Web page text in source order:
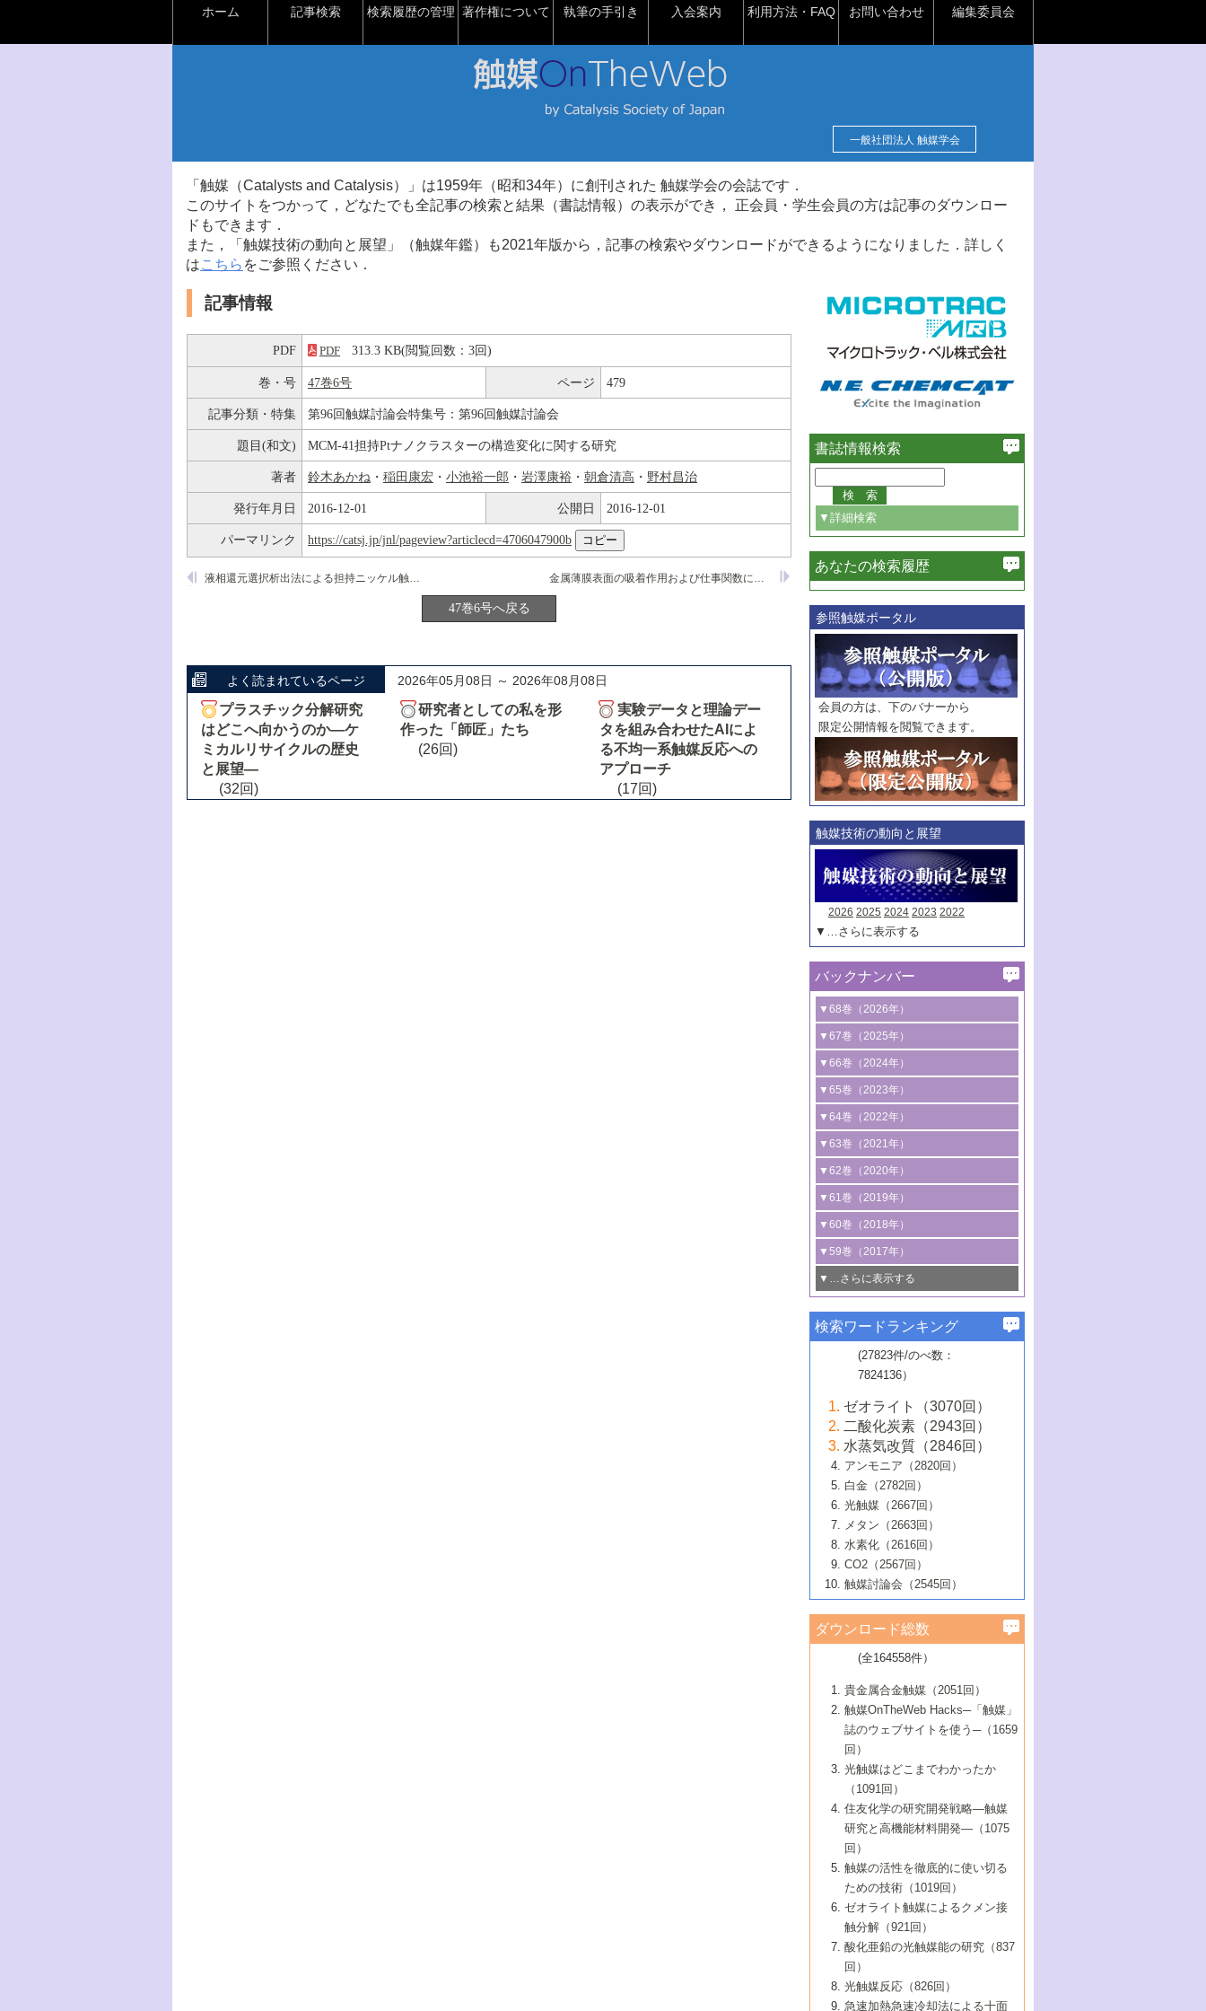
ホーム 記事検索 検索履歴の管理 著作権について 執筆の手引き 入会案内 利用方法・FAQ お問い合わせ 編集委員会
一般社団法人 触媒学会
「触媒（Catalysts and Catalysis）」は1959年（昭和34年）に創刊された 触媒学会の会誌です．
このサイトをつかって，どなたでも全記事の検索と結果（書誌情報）の表示ができ， 正会員・学生会員の方は記事のダウンロー
ドもできます．
また，「触媒技術の動向と展望」（触媒年鑑）も2021年版から，記事の検索やダウンロードができるようになりました．詳しく
はこちら をご参照ください．
記事情報
PDF PDF 313.3 KB(閲覧回数：3回)
巻・号 47巻6号 ページ 479
記事分類・特集 第96回触媒討論会特集号：第96回触媒討論会
題目(和文) MCM-41担持Ptナノクラスターの構造変化に関する研究
著者 鈴木あかね ・ 稲田康宏 ・ 小池裕一郎 ・ 岩澤康裕 ・ 朝倉清高 ・ 野村昌治
発行年月日 2016-12-01 公開日 2016-12-01
パーマリンク https://catsj.jp/jnl/pageview?articlecd=4706047900b
金属薄膜表面の吸着作用および仕事関数に及ぼす弾性表面波効果
液相還元選択析出法による担持ニッケル触媒の調製とキャラクタリゼーション
47巻6号へ戻る
よく読まれているページ 2026年05月08日 ～ 2026年08月08日
プラスチック分解研究
はどこへ向かうのか―ケ
ミカルリサイクルの歴史
と展望―
(32回)
研究者としての私を形
作った「師匠」たち
(26回)
実験データと理論デー
タを組み合わせたAIによ
る不均一系触媒反応への
アプローチ
(17回)
書誌情報検索
▼詳細検索
必ず含む
巻・号指定
巻
号
範囲指定
巻
号～
巻
号
触媒年鑑
年度
記事種別
マーク：
マークあり
あなたの検索履歴
参照触媒ポータル
会員の方は、下のバナーから
限定公開情報を閲覧できます。
触媒技術の動向と展望
2026 2025 2024 2023 2022
▼…さらに表示する
バックナンバー
▼68巻（2026年）
1号 過酸化水素合成に関する研究動向
2号 コンピューター技術により加速する
触媒開発
3号 有機分子変換やCO 資源化のための
光触媒に関する最近の研究
B号 第137回触媒討論会（2026年）
▼67巻（2025年）
1号 CO
水素化によるグリーン燃料/グリ
ーンケミカル製造
2号 水素製造のための水分解技術に関す
る最近の研究
3号 オレフィン系樹脂の精密合成に関す
る最新技術
4号 アルコール類の効率的変換を実現す
る非貴金属触媒の研究動向
5号 ゼオライトの合成と応用における研
究動向
6号 ヘテロ接合界面
B号 第135回触媒討論会（2025年）
▼66巻（2024年）
1号 低次元ナノ構造を有する触媒材料
2号 規制反応場を活用した固体触媒研究
の新展開
3号 未踏分子変換を目指した酸化触媒プ
ロセスの最前線
4号 シンクロトロン放射光および中性子
線を利用した触媒解析技術の最先端
5号 単原子触媒
6号 参照触媒委員会からのお知らせ
B号 第133回触媒討論会（2023年）
▼65巻（2023年）
1号 炭素が関わる触媒機能
2号 プラスチックケミカルリサイクルの
ための触媒技術
3号 非酸化物系金属化合物を基盤とした
触媒材料の開発
4号 格子酸素・格子酸素欠陥を利用した
触媒反応
5号 生体触媒によるエネルギー変換反応
6号 窒素とリンの循環のための触媒・機
能性材料
▼64巻（2022年）
1号 合成ガス製造とCOを用いるケミカル
ズ合成の最新動向
2号 化学品合成のための合金触媒開発
3号 CO の排出削減および有効活用のた
めの触媒技術
4号 若手による情報発信企画～とびたて
若き触媒の研究者たち～（1）
若き触媒の研究者たち～（2）
6号 石油のノーブル・ユースを志向した
触媒技術
大学：オンライン・対面開催）
▼63巻（2021年）
1号 金触媒の新展開
2号 ペロブスカイト
3号 特殊反応場を利用した触媒的分子変
換反応
4号 多孔質材料を用いた触媒の新展開
5号 情報学的手法を用いた触媒開発
6号 カーボンニュートラルに向けた電解
技術
B号 第127回触媒討論会（2021年・オン
ライン開催(Zoom)のみ）
▼62巻（2020年）
1号 触媒設計を拓く欠陥構造のキャラク
タリゼーション
2号 機能化学品製造に資するクリーンな
触媒的酸化反応
3号 水処理のための触媒化学
4号 光触媒を用いた水分解の最新の研究
動向
5号 次世代の触媒プロセスを支えるマイ
6号 メタン転換技術の最新動向
B号 第125回触媒討論会（2020年・工学
院大学）
▼61巻（2019年）
1号 物質移動制御に着目した触媒プロセ
ス開発
2号 CO2 フリー水素サプライチェーンに
関わる触媒開発動向
3号 精密高分子合成に関する最近の研究
動向
4号 バイオマス化成品製造のための触媒
5号 固体触媒による含窒素有機化合物変
換の最前線
6号 貴金属使用量低減に向けた自動車排
ガス浄化触媒の開発
B号 第123回触媒討論会（2019年・大阪
▼60巻（2018年）
1号 固体酸触媒の最新の研究動向
2号 二酸化炭素からの有用化学品合成
3号 ナノ粒子・クラスター触媒の最前線
4号 60周年記念企画
5号 進化するゼオライト合成技術
6号 非貴金属系触媒における電気化学的
B号 第121回触媒討論会（2018年・東京
大学）
▼59巻（2017年）
1号 いたるところに，触媒
最先端技術
3号 無機分離膜材料の開発と触媒反応プ
ロセスへの適用
5号 水素のふるまいを解き明かす最先端
研究
6号 低級アルカンの有効利用のための触
媒技術
B号 第119回触媒討論会（2017年・首都
大学東京）
▼…さらに表示する
1号 ユニークな構造の高分子を生み出す触
2号 リグニンからの化成品製造に向けた触
媒技術
3号 触媒研究の最先端～とびたて若き研究
者たち～（1）
4号 触媒研究の最先端～とびたて若き研究
者たち～（2）
5号 触媒研究の最先端～とびたて若き研究
者たち～（3）
6号 イオニクス材料と燃料電池・電解合成
の最新の研究動向
B号 第117回触媒討論会（2016年・大阪府
立大学）
▼57巻（2015年）
1号 水素キャリアにかかわる触媒技術の新
2号 石油精製用触媒の最近の進展
3号 固体酸化物形燃料電池（SOFC）におけ
るアノード触媒上での燃料直接改質技術
4号 コアシェル構造の制御による触媒機能
5号 工業触媒およびその周辺技術の最近の
進歩
6号 ナノシート
B号 第115回触媒討論会（2015年・成蹊大
▼56巻（2014年）
2号 光触媒反応機構に関する最新の研究動
向
開発動向
4号 人工光合成に向けた近年のアプローチ
5号 未利用熱エネルギーの有効活用に貢献
する触媒技術
6号 ポリオキソメタレート
B号 第113回触媒討論会（2014年・ロワジ
ールホテル豊橋）
1号 高耐久性燃料電池システム用触媒にお
ける新展開
2号 リビングラジカル重合の最近の動向
3号 天然ガスの化学工業的展開に関する触
媒技術
4号 貴金属触媒の精密構造制御とその活用
5号 バイオマス化成品製造のための固体触
6号 ナノ空間─吸着状態解析から新機能開拓
B号 第111回触媒討論会（2013年・関西大
▼54巻（2012年）
1号 規則性多孔体の利用技術における最近
の進歩
2号 第109回触媒討論会
3号 貴金属低減技術の最新動向
4号 貴金属代替技術の最新動向
5号 光触媒による物質変換反応の新展開
6号 グラフェン
7号 水素を利用する化成品合成の新潮流
▼53巻（2011年）
1号 金属学から見る合金触媒の新展開
2号 第107回触媒討論会
3号 触媒のその場観察法の進歩（１）
4号 触媒のその場観察法の進歩（２）
5号 不活性結合の触媒的活性化による有機
合成
6号 新しい固体酸触媒技術
7号 ゼオライト合成における最近の進歩
▼52巻（2010年）
1号 触媒の劣化対策と長寿命触媒開発
2号 第105回触媒討論会
3号 ナノ構造が拓く新機能
4号 活性サイトおよびその環境の精密な設
計による触媒の高機能化
5号 触媒を有効に使うための技術
7号 有機分子触媒による精密有機合成
8号 高機能化ポリオレフィンに向けた重合
触媒の最近の進展
1号 炭素材料－熱い注目を集める材料－
2号 第103回触媒討論会
3号 環境浄化用光触媒の現状と課題
4号 水素社会の実現に向けた水素製造・貯
蔵技術の進歩
5号 CO2が関わる触媒・材料
7号 持続可能社会実現のための触媒および
触媒関連技術
▼50巻（2008年）
1号 触媒化学と学会のこの10年，半世紀，
そして未来
2号 第101回触媒討論会
4号 錯体を利用したユニークな表面構造の
構築と機能
5号 若手会員による触媒研究の未来展望1：
企業編
6号 第102回触媒討論会
7号 触媒・化学反応における計算化学の進
8号 若手研究者による触媒研究の未来展望
2：大学・研究所編
▼49巻（2007年）
1号 含フッ素化合物の合成と触媒
2号 第99回触媒討論会
3号 実用的ファインケミカル合成プロセス
を実現する触媒
5号 こんな物質，あんな物質―新たな触媒
の可能性―
7号 『結晶の化学』を活かした触媒研究
8号 イオン液体の応用
▼48巻（2006年）
1号 固体酸触媒の最近の進歩
2号 第97回触媒討論会
3号 リビング重合触媒の最近の展開
5号 水素製造・貯蔵のための触媒技術の新
しい展開
6号 第98回触媒討論会
7号 基礎化学品製造の触媒技術
8号 多機能型リアクター
1号 最近の触媒担体とその効果
2号 第95回触媒討論会
4号 水分解用光触媒材料
5号 時間分解分光の進歩と応用
6号 第96回触媒討論会
8号 超臨界流体を用いた化学プロセスの新
▼46巻（2004年）
1号 部分酸化反応触媒の最前線
2号 第93回触媒討論会
3号 特殊エネルギー場の触媒反応
4号 生体内における金属の触媒作用
5号 ファインケミカルズの展開に寄与する
6号 第94回触媒討論会
7号 サブナノレベルでみた新しい表面現象
8号 オレフィン重合触媒の新たな展
▼45巻（2003年）
1号 なぜこの触媒が良いのか？
2号 第91回触媒討論会
3号 最近の自動車排ガス処理技術
4号 触媒研究の現状と将来─第90回触媒討論
5号 基礎化学品製造の触媒技術
6号 第92回触媒討論会
7号 基礎化学品製造の触媒技術
8号 資源の循環と触媒技術
▼44巻（2002年）
1号 高次制御された触媒の化学
2号 第89回触媒討論会
3号 触媒を利用した電気化学の新展開
4号 ナノ材料の調製と機能化
5号 こんな触媒が欲しい
6号 第90回触媒討論会
7号 触媒研究と学術雑誌/情報
8号 若い世代からみた触媒化学の現状と未
▼43巻（2001年）
1号 グリーンケミストリーと触媒
2号 第87回触媒討論会特集号
3号 生体触媒とバイオプロセス
4号 水素製造・利用の触媒化学
5号 触媒研究における新しい切り口：コン
ビナトリアルケミストリー
6号 第88回触媒討論会特集号
7号 企業における触媒研究のブレークスル
8号 この材料を触媒として使ってみません
▼42巻（2000年）
1号 触媒反応工学の明日を拓く
2号 第85回触媒討論会
3号 反応ダイナミクス
5号 触媒のおもしろさをどのように伝える
6号 第86回触媒討論会
7号 水素化精製触媒の新しい展開
8号 新しい反応性と機能性を目指した金属
クラスタ-化学
▼41巻（1999年）
1号 孔、穴、あな?-特異な空間とその利用-
2号 第83回触媒討論会
3号 均一系触媒反応最前線
4号 実用炭素材料の新展開
5号 研究の方法論を考える
7号 機能性金属材料と触媒
8号 触媒研究へのNMRの応用と展望
▼40巻（1998年）
進展と21世紀への提言/創立40周年記念・触
媒学会この10年の歩みとこれから/創立40周
2号 第81回触媒討論会
3号 計算機触媒化学へのさそい
4号 触媒劣化の制御と予測
5号 最新の実用プロセスと触媒
6号 第82回触媒討論会
1号 均一系と不均一系触媒反応-その特徴と
接点
2号 第79回触媒討論会
3号 最新NO除去触媒の実用化研究
4号 新しい反応場を目指した触媒調製
5号 反応・分離技術の新しい展開
6号 第80回触媒討論会
▼38巻（1996年）
1号 触媒の構造と触媒作用/C1化学を中心と
する21世紀への触媒
3号 オリンピックメダル:金・銀・銅はどん
な触媒作用を示すか
4号 触媒作用における機能の複合化
▼37巻（1995年）
1号 ファインケミカルズと固体触媒
2号 第75回触媒討論会
3号 希土類を利用した触媒
4号 触媒とリサイクル
5号 エネルギー変換触媒
▼36巻（1994年）
1号 電気化学と触媒
2号 第73回触媒討論会
3号 C4化学の展開
4号 《通常号》
▼35巻（1993年）
1号 工業触媒開発マニュアル―探索から工
業化まで
2号 第71回触媒討論会
▼34巻（1992年）
1号 インパクトを与えたこの研究
2号 第69回触媒討論会
▼33巻（1991年）
1号 触媒プロセス開発マニュアル―探索か
▼32巻（1990年）
検索ワードランキング
(27823件/のべ数：
7824136）
ゼオライト（3070回）
二酸化炭素（2943回）
水蒸気改質（2846回）
アンモニア（2820回）
白金（2782回）
光触媒（2667回）
メタン（2663回）
水素化（2616回）
CO2（2567回）
触媒討論会（2545回）
ダウンロード総数
(全164558件）
貴金属合金触媒（2051回）
触媒OnTheWeb Hacks─「触媒」
誌のウェブサイトを使う─（1659
回）
光触媒はどこまでわかったか
（1091回）
住友化学の研究開発戦略―触媒
研究と高機能材料開発―（1075
回）
触媒の活性を徹底的に使い切る
ための技術（1019回）
ゼオライト触媒によるクメン接
触分解（921回）
酸化亜鉛の光触媒能の研究（837
回）
光触媒反応（826回）
急速加熱急速冷却法による十面